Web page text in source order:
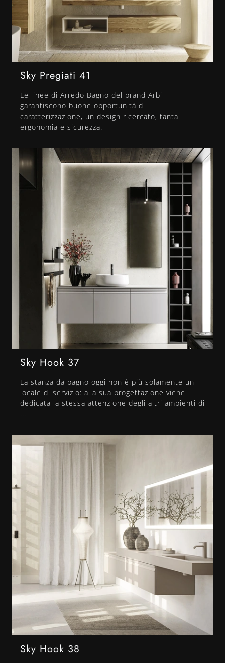
Sky Pregiati 41
Le linee di Arredo Bagno del brand Arbi
garantiscono buone opportunità di
caratterizzazione, un design ricercato, tanta
ergonomia e sicurezza.
Sky Hook 37
La stanza da bagno oggi non è più solamente un
locale di servizio: alla sua progettazione viene
dedicata la stessa attenzione degli altri ambienti di
...
Sky Hook 38